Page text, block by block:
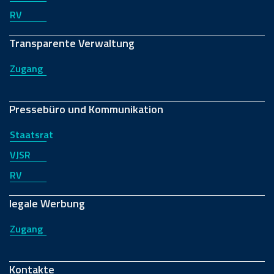
RV
Transparente Verwaltung
Zugang
Pressebüro und Kommunikation
Staatsrat
VJSR
RV
legale Werbung
Zugang
Kontakte